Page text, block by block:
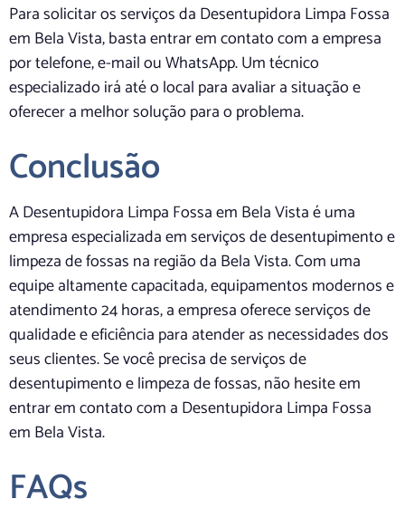
Para solicitar os serviços da Desentupidora Limpa Fossa
em Bela Vista, basta entrar em contato com a empresa
por telefone, e-mail ou WhatsApp. Um técnico
especializado irá até o local para avaliar a situação e
oferecer a melhor solução para o problema.
Conclusão
A Desentupidora Limpa Fossa em Bela Vista é uma
empresa especializada em serviços de desentupimento e
limpeza de fossas na região da Bela Vista. Com uma
equipe altamente capacitada, equipamentos modernos e
atendimento 24 horas, a empresa oferece serviços de
qualidade e eficiência para atender as necessidades dos
seus clientes. Se você precisa de serviços de
desentupimento e limpeza de fossas, não hesite em
entrar em contato com a Desentupidora Limpa Fossa
em Bela Vista.
FAQs